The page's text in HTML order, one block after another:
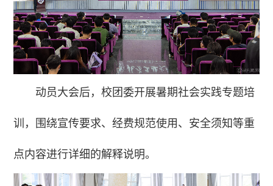
动员大会后，校团委开展暑期社会实践专题培
训，围绕宣传要求、经费规范使用、安全须知等重
点内容进行详细的解释说明。